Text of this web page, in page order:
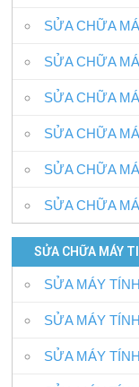
SỬA CHỮA
SỬA CHỮA
SỬA CHỮA
SỬA CHỮA
SỬA CHỮA
SỬA CHỮA
SỬA CHỮA MÁY
SỬA MÁY
SỬA MÁY
SỬA MÁY